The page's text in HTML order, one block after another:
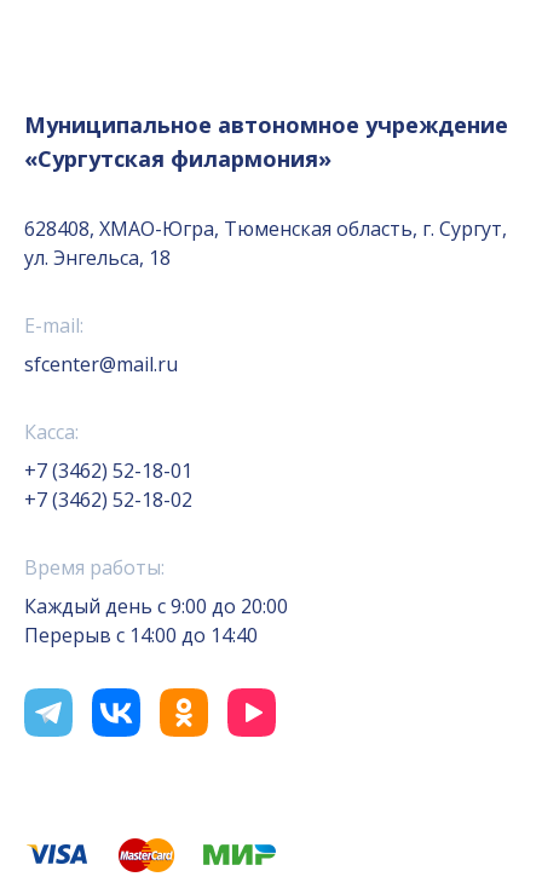
Муниципальное автономное учреждение
«Сургутская филармония»
628408, ХМАО-Югра, Тюменская область, г. Сургут,
ул. Энгельса, 18
E-mail:
sfcenter@mail.ru
Касса:
+7 (3462) 52-18-01
+7 (3462) 52-18-02
Время работы:
Каждый день с 9:00 до 20:00
Перерыв с 14:00 до 14:40